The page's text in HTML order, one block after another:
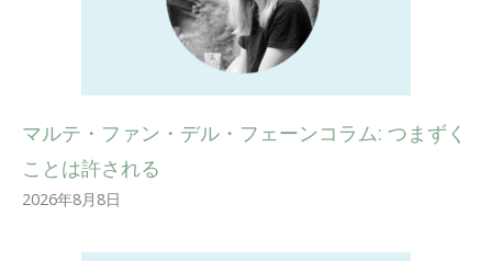
マルテ・ファン・デル・フェーンコラム: つまずく
ことは許される
2026年8月8日